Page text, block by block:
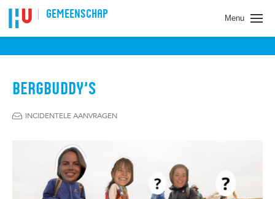
Spring naar pagina inhoud
GEMEENSCHAP Menu
BERGBUDDY’S
INCIDENTELE AANVRAGEN